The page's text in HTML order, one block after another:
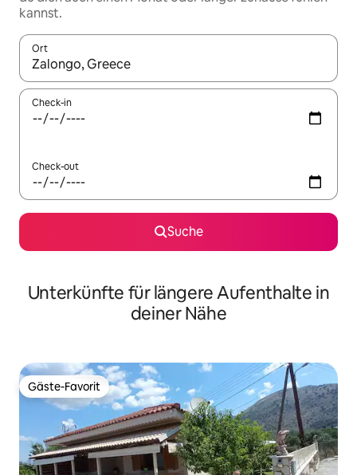
kannst.
Ort
Wenn Ergebnisse verfügbar sind, navigiere mit den
Check-in
Check-out
Suche
Unterkünfte für längere Aufenthalte in
deiner Nähe
Gäste-Favorit
Gäste-Favorit